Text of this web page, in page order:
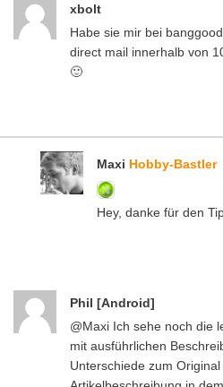
xbolt
Habe sie mir bei
direct mail innerhalb von
🙂
Maxi Hobby-Bastler
Hey, danke für den
Phil [Android]
@Maxi Ich sehe noch die
mit ausführlichen
Unterschiede zum